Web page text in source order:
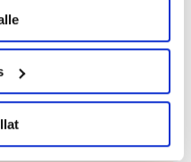
velge hvordan de skal
eller trekke tilbake ditt
hk-nytt.no
(cookies) for å
brukt slik at vi tilby
Indre Øst